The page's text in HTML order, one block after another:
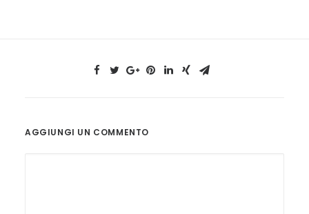
AGGIUNGI UN COMMENTO